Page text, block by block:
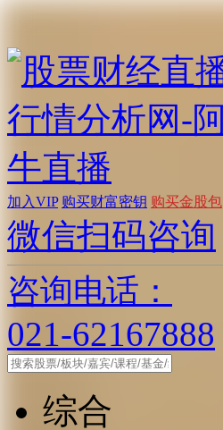
加入VIP 购买财富密钥 购买金股包
微信扫码咨询
咨询电话：
021-62167888
综合